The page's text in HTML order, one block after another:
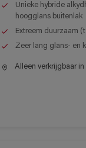
Unieke hybride
hoogglans buitenlak
Extreem duurzaam
Zeer lang glans- en
Alleen verkrijgbaar in